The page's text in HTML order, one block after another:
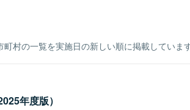
村の一覧を実施日の新しい順に掲載しています
年度版）